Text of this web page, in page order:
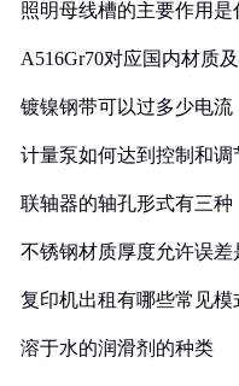
照明母线槽的主要作用是
A516Gr70对应国内材质
镀镍钢带可以过多少电流
计量泵如何达到控制和调
联轴器的轴孔形式有三种
不锈钢材质厚度允许误差
复印机出租有哪些常见模
溶于水的润滑剂的种类